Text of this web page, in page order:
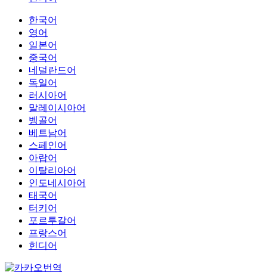
한국어
영어
일본어
중국어
네덜란드어
독일어
러시아어
말레이시아어
벵골어
베트남어
스페인어
아랍어
이탈리아어
인도네시아어
태국어
터키어
포르투갈어
프랑스어
힌디어